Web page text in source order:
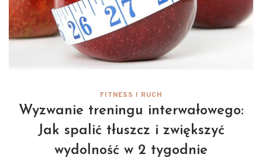
FITNESS I RUCH
Wyzwanie treningu interwałowego:
Jak spalić tłuszcz i zwiększyć
wydolność w 2 tygodnie